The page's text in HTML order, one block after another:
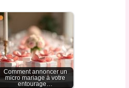
Comment annoncer un
micro mariage à votre
entourage…